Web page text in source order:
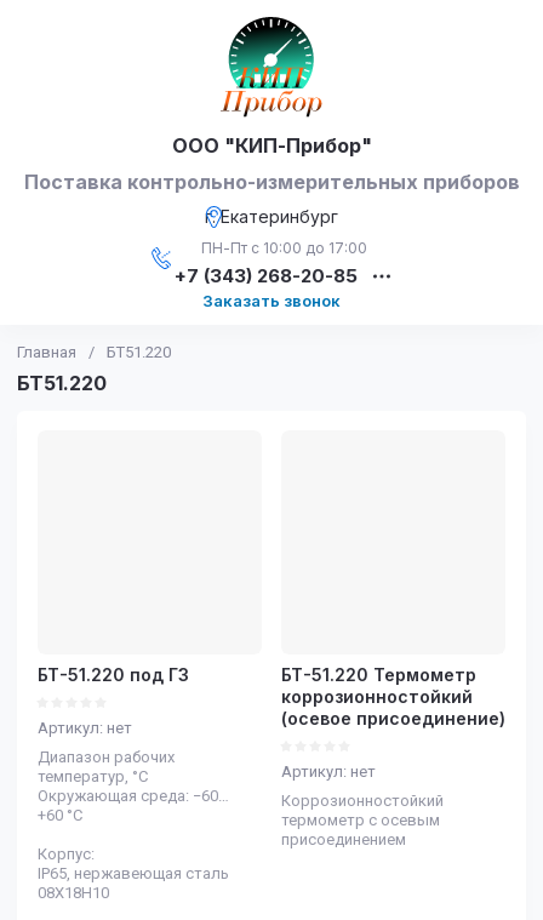
ООО "КИП-Прибор"
Поставка контрольно-измерительных приборов
г. Екатеринбург
ПН-Пт с 10:00 до 17:00
+7 (343) 268-20-85
Заказать звонок
Главная / БТ51.220
БТ51.220
БТ-51.220 под ГЗ
Артикул: нет
Диапазон рабочих
температур, °C
Окружающая среда: −60…
+60 °C
Корпус:
IP65, нержавеющая сталь
08Х18Н10
БТ-51.220 Термометр
коррозионностойкий
(осевое присоединение)
Артикул: нет
Коррозионностойкий
термометр с осевым
присоединением